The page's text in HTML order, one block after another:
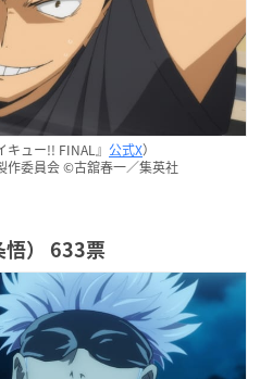
キュー!! FINAL』 公式X）
委員会 ©古舘春一／集英社
悟） 633票